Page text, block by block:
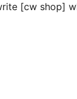
[cw shop]